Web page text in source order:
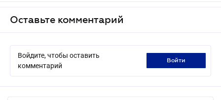
Оставьте комментарий
Войдите, чтобы оставить
комментарий
войти